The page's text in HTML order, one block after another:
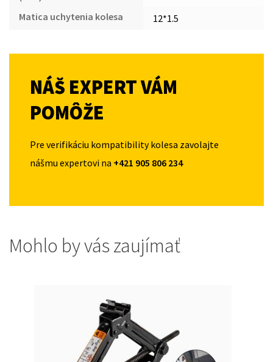
Matica uchytenia kolesa
12*1.5
NÁŠ EXPERT VÁM
POMÔŽE
Pre verifikáciu kompatibility kolesa zavolajte
nášmu expertovi na +421 905 806 234
Mohlo by vás zaujímať